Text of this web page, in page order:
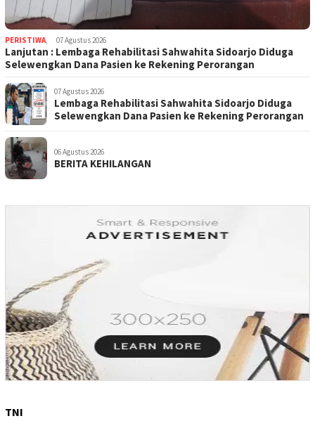
PERISTIWA, 07 Agustus 2026
Lanjutan : Lembaga Rehabilitasi Sahwahita Sidoarjo Diduga
Selewengkan Dana Pasien ke Rekening Perorangan
07 Agustus 2026
Lembaga Rehabilitasi Sahwahita Sidoarjo Diduga
Selewengkan Dana Pasien ke Rekening Perorangan
06 Agustus 2026
BERITA KEHILANGAN
TNI